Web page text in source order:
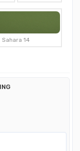
Sahara 14